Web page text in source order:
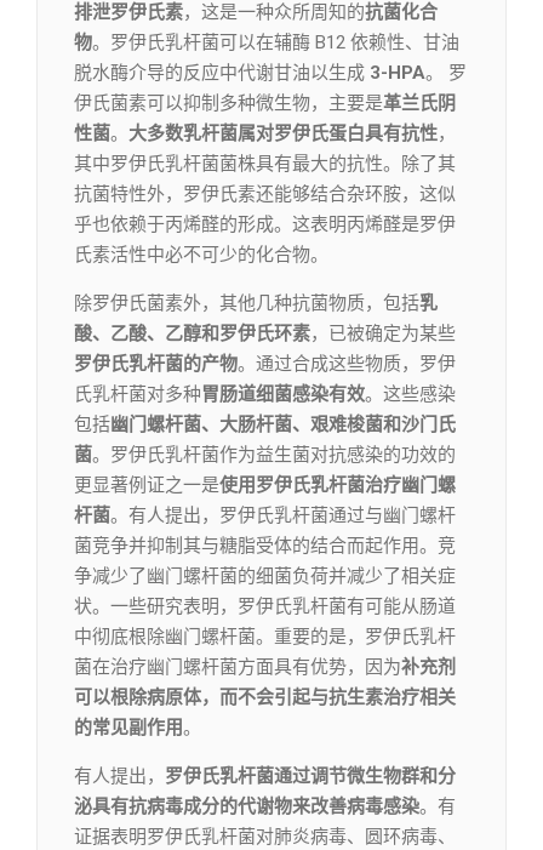
排泄罗伊氏素，这是一种众所周知的抗菌化合
物。罗伊氏乳杆菌可以在辅酶 B12 依赖性、甘油
脱水酶介导的反应中代谢甘油以生成 3-HPA。 罗
伊氏菌素可以抑制多种微生物，主要是革兰氏阴
性菌。 大多数乳杆菌属对罗伊氏蛋白具有抗性，
其中罗伊氏乳杆菌菌株具有最大的抗性。除了其
抗菌特性外，罗伊氏素还能够结合杂环胺，这似
乎也依赖于丙烯醛的形成。这表明丙烯醛是罗伊
氏素活性中必不可少的化合物。
除罗伊氏菌素外，其他几种抗菌物质，包括乳
酸、乙酸、乙醇和罗伊氏环素，已被确定为某些
罗伊氏乳杆菌的产物。通过合成这些物质，罗伊
氏乳杆菌对多种胃肠道细菌感染有效。这些感染
包括幽门螺杆菌、大肠杆菌、艰难梭菌和沙门氏
菌。罗伊氏乳杆菌作为益生菌对抗感染的功效的
更显著例证之一是使用罗伊氏乳杆菌治疗幽门螺
杆菌。有人提出，罗伊氏乳杆菌通过与幽门螺杆
菌竞争并抑制其与糖脂受体的结合而起作用。竞
争减少了幽门螺杆菌的细菌负荷并减少了相关症
状。一些研究表明，罗伊氏乳杆菌有可能从肠道
中彻底根除幽门螺杆菌。重要的是，罗伊氏乳杆
菌在治疗幽门螺杆菌方面具有优势，因为补充剂
可以根除病原体，而不会引起与抗生素治疗相关
的常见副作用。
有人提出， 罗伊氏乳杆菌通过调节微生物群和分
泌具有抗病毒成分的代谢物来改善病毒感染。有
证据表明罗伊氏乳杆菌对肺炎病毒、圆环病毒、